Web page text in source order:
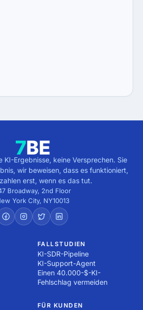
und Wartungspläne: Stellen
für langfristigen Erfolg anbietet.
KI-Ergebnisse, keine Versprechen. Sie
wir beweisen, dass es funktioniert,
erst, wenn es das tut.
Broadway, 2nd Floor
York City, NY10013
FALLSTUDIEN
KI-SDR-Pipeline
KI-Support-Agent
Einen 40.000-$-KI-
Fehlschlag vermeiden
FÜR KUNDEN